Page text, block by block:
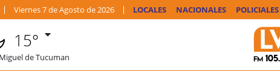
Viernes7 deAgosto de 2026 LOCALES NACIONALES POLICIALES
15°
de Tucuman